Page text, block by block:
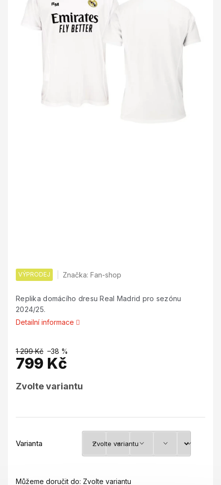
VÝPRODEJ Značka:Fan-shop
Replika domácího dresu Real Madrid pro sezónu
2024/25.
Detailní informace
1 299 Kč –38 %
799 Kč
cena:
Zvolte variantu
Varianta
Můžeme doručit do: Zvolte variantu